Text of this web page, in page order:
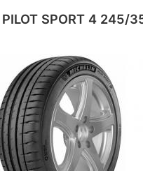
PILOT SPORT 4 245/